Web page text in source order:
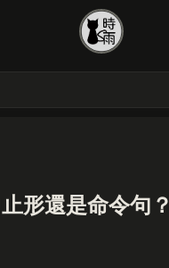
形還是命令句？